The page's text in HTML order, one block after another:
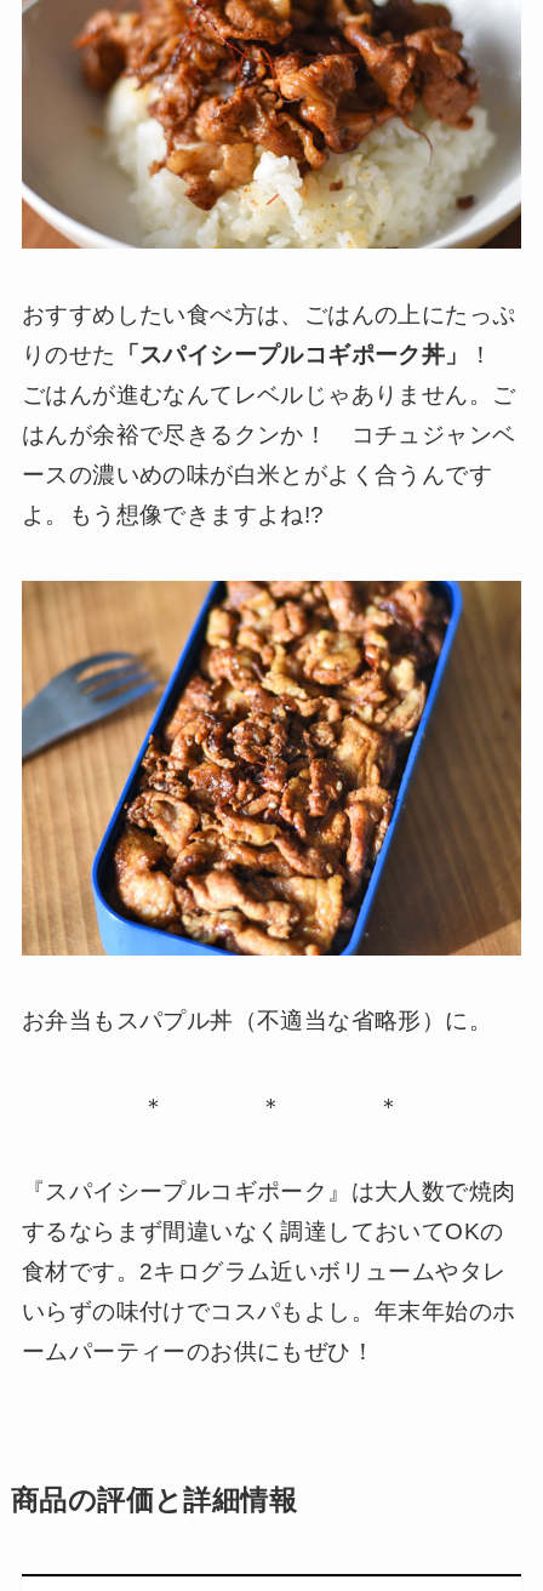
おすすめしたい食べ方は、ごはんの上にたっぷ
りのせた
「スパイシープルコギポーク丼」
！
ごはんが進むなんてレベルじゃありません。ご
はんが余裕で尽きるクンか！ コチュジャンベ
ースの濃いめの味が白米とがよく合うんです
よ。もう想像できますよね!?
お弁当もスパプル丼（不適当な省略形）に。
＊ ＊ ＊
『スパイシープルコギポーク』は大人数で焼肉
するならまず間違いなく調達しておいてOKの
食材です。2キログラム近いボリュームやタレ
いらずの味付けでコスパもよし。年末年始のホ
ームパーティーのお供にもぜひ！
商品の評価と詳細情報